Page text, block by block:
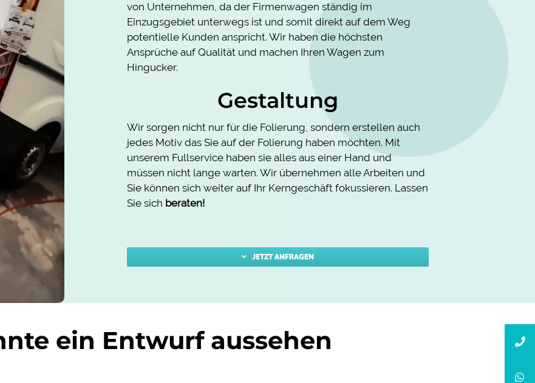
von Unternehmen, da der Firmenwagen ständig im
Einzugsgebiet unterwegs ist und somit direkt auf dem Weg
potentielle Kunden anspricht. Wir haben die höchsten
Ansprüche auf Qualität und machen Ihren Wagen zum
Hingucker.
Gestaltung
Wir sorgen nicht nur für die Folierung, sondern erstellen auch
jedes Motiv das Sie auf der Folierung haben möchten. Mit
unserem Fullservice haben sie alles aus einer Hand und
müssen nicht lange warten. Wir übernehmen alle Arbeiten und
Sie können sich weiter auf Ihr Kerngeschäft fokussieren. Lassen
Sie sich beraten!
JETZT ANFRAGEN
ein Entwurf aussehen